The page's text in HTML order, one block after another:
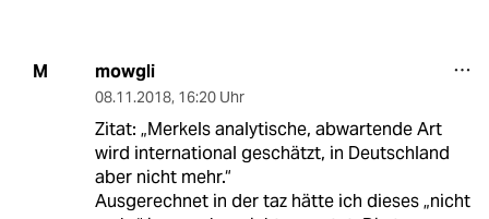
M mowgli
08.11.2018, 16:20 Uhr
Zitat: „Merkels analytische, abwartende Art
wird international geschätzt, in Deutschland
aber nicht mehr.“
Ausgerechnet in der taz hätte ich dieses „nicht